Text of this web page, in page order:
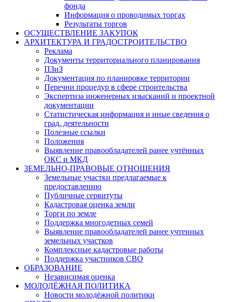
фонда
Информация о проводимых торгах
Результаты торгов
ОСУЩЕСТВЛЕНИЕ ЗАКУПОК
АРХИТЕКТУРА И ГРАДОСТРОИТЕЛЬСТВО
Реклама
Документы территориального планирования
ПЗиЗ
Документация по планировке территории
Перечни процедур в сфере строительства
Экспертиза инженерных изысканий и проектной
документации
Статистическая информация и иные сведения о
град. деятельности
Полезные ссылки
Положения
Выявление правообладателей ранее учтённых
ОКС и МКД
ЗЕМЕЛЬНО-ПРАВОВЫЕ ОТНОШЕНИЯ
Земельные участки предлагаемые к
предоставлению
Публичные сервитуты
Кадастровая оценка земли
Торги по земле
Поддержка многодетных семей
Выявление правообладателей ранее учтенных
земельных участков
Комплексные кадастровые работы
Поддержка участников СВО
ОБРАЗОВАНИЕ
Независимая оценка
МОЛОДЁЖНАЯ ПОЛИТИКА
Новости молодёжной политики